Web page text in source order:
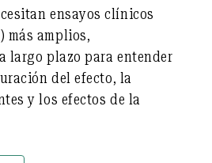
ensayos clínicos
más amplios,
largo plazo para entender
del efecto, la
y los efectos de la